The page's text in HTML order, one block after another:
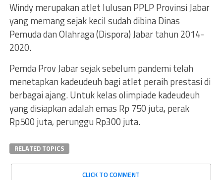
Windy merupakan atlet lulusan PPLP Provinsi Jabar
yang memang sejak kecil sudah dibina Dinas
Pemuda dan Olahraga (Dispora) Jabar tahun 2014-
2020.
Pemda Prov Jabar sejak sebelum pandemi telah
menetapkan kadeudeuh bagi atlet peraih prestasi di
berbagai ajang. Untuk kelas olimpiade kadeudeuh
yang disiapkan adalah emas Rp 750 juta, perak
Rp500 juta, perunggu Rp300 juta.
RELATED TOPICS
CLICK TO COMMENT